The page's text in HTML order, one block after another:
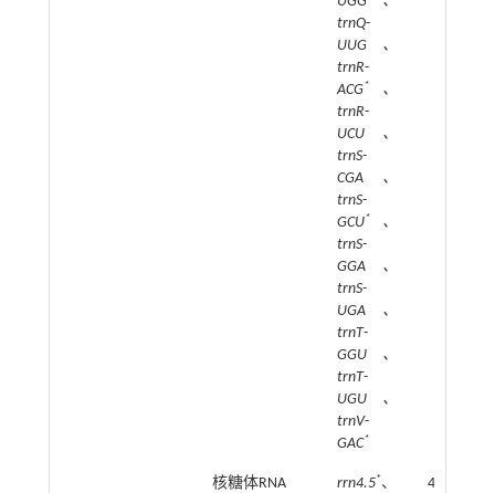
trnQ-
UUG、
trnR-
ACG*
、
trnR-
UCU、
trnS-
CGA、
trnS-
GCU*
、
trnS-
GGA、
trnS-
UGA、
trnT-
GGU、
trnT-
UGU、
trnV-
GAC*
核糖体RNA
rrn4.5*、
4